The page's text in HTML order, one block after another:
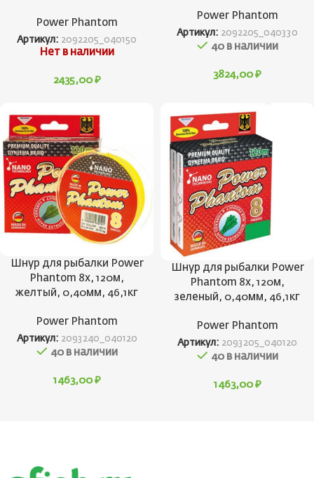
Power Phantom
Артикул: 2092205_040150
Нет в наличии
2435,00 ₽
Power Phantom
Артикул: 2092205_040330
40 в наличии
3824,00 ₽
Шнур для рыбалки Power
Phantom 8x, 120м,
желтый, 0,40мм, 46,1кг
Power Phantom
Артикул: 2093240_040120
40 в наличии
1463,00 ₽
Шнур для рыбалки Power
Phantom 8x, 120м,
зеленый, 0,40мм, 46,1кг
Power Phantom
Артикул: 2093205_040120
40 в наличии
1463,00 ₽